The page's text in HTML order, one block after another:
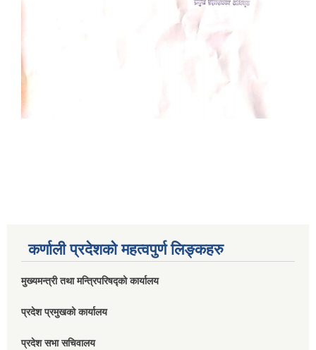
कर्णाली प्रदेशको महत्वपुर्ण लिङ्कहरु
मुख्यमन्त्री तथा मन्त्रिपरिषद्को कार्यालय
प्रदेश प्रमुखको कार्यालय
प्रदेश सभा सचिवालय